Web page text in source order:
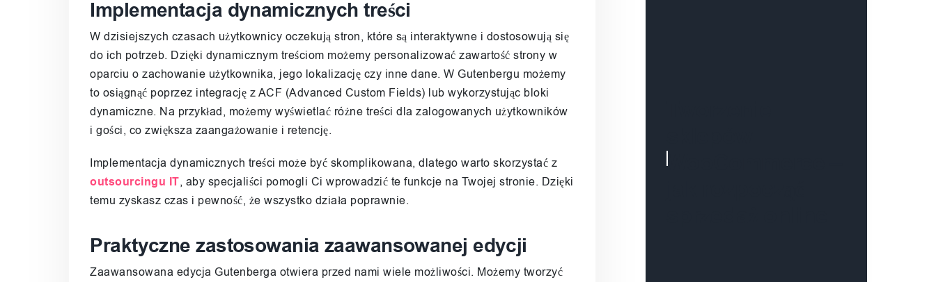
Implementacja dynamicznych treści
W dzisiejszych czasach użytkownicy oczekują stron, które są interaktywne i dostosowują się
do ich potrzeb. Dzięki dynamicznym treściom możemy personalizować zawartość strony w
oparciu o zachowanie użytkownika, jego lokalizację czy inne dane. W Gutenbergu możemy
to osiągnąć poprzez integrację z ACF (Advanced Custom Fields) lub wykorzystując bloki
dynamiczne. Na przykład, możemy wyświetlać różne treści dla zalogowanych użytkowników
i gości, co zwiększa zaangażowanie i retencję.
Implementacja dynamicznych treści może być skomplikowana, dlatego warto skorzystać z
outsourcingu IT, aby specjaliści pomogli Ci wprowadzić te funkcje na Twojej stronie. Dzięki
temu zyskasz czas i pewność, że wszystko działa poprawnie.
Praktyczne zastosowania zaawansowanej edycji
Zaawansowana edycja Gutenberga otwiera przed nami wiele możliwości. Możemy tworzyć
WooCommerce –